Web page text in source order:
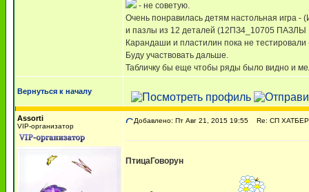
- не советую.
Очень понравилась детям настольная игра
и пазлы из 12 деталей (12ПЗ4_10705 ПАЗЛЫ
Карандаши и пластилин пока не
Буду участвовать дальше.
Табличку бы еще чтобы ряды было видно и
Вернуться к началу
Assorti
VIP-организатор
Добавлено: Пт Авг 21, 2015 19:55 Re: СП ХАТБЕР
ПтицаГоворун